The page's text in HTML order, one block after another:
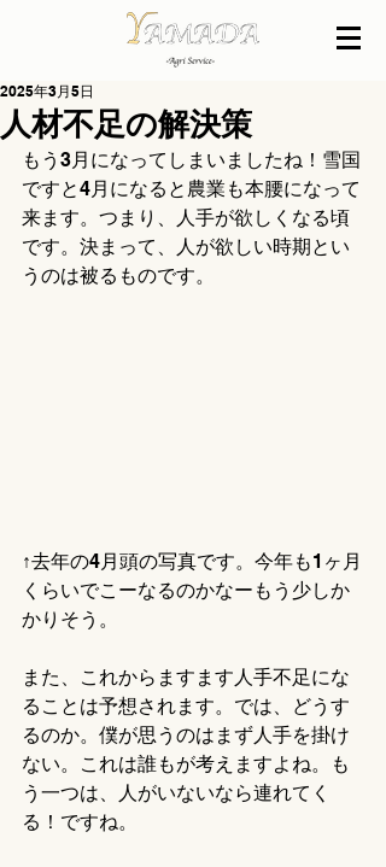
人材不足の解決策
2025年3月5日
もう3月になってしまいましたね！雪国
ですと4月になると農業も本腰になって
来ます。つまり、人手が欲しくなる頃
です。決まって、人が欲しい時期とい
うのは被るものです。
↑去年の4月頭の写真です。今年も1ヶ月
くらいでこーなるのかなーもう少しか
かりそう。
また、これからますます人手不足にな
ることは予想されます。では、どうす
るのか。僕が思うのはまず人手を掛け
ない。これは誰もが考えますよね。も
う一つは、人がいないなら連れてく
る！ですね。